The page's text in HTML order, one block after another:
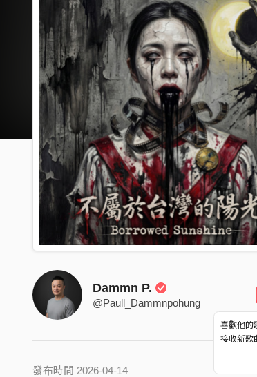
Dammn P.
@Paull_Dammnpohung
喜歡他的
接收新歌
發布時間 2026-04-14